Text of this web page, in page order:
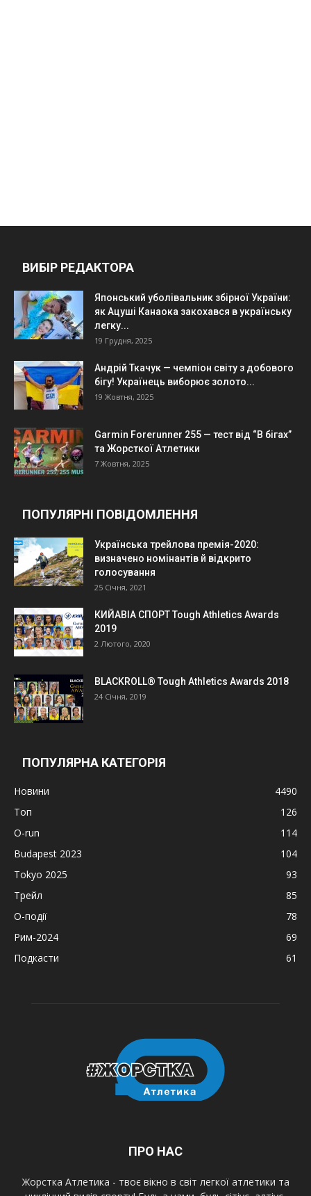
ВИБІР РЕДАКТОРА
Японський уболівальник збірної України:
як Ацуші Канаока закохався в українську
легку...
19 Грудня, 2025
Андрій Ткачук — чемпіон світу з добового
бігу! Українець виборює золото...
19 Жовтня, 2025
Garmin Forerunner 255 — тест від “В бігах”
та Жорсткої Атлетики
7 Жовтня, 2025
ПОПУЛЯРНІ ПОВІДОМЛЕННЯ
Українська трейлова премія-2020:
визначено номінантів й відкрито
голосування
25 Січня, 2021
КИЙАВІА СПОРТ Tough Athletics Awards
2019
2 Лютого, 2020
BLACKROLL® Tough Athletics Awards 2018
24 Січня, 2019
ПОПУЛЯРНА КАТЕГОРІЯ
Новини
4490
Топ
126
O-run
114
Budapest 2023
104
Tokyo 2025
93
Трейл
85
О-події
78
Рим-2024
69
Подкасти
61
ПРО НАС
Жорстка Атлетика - твоє вікно в світ легкої атлетики та